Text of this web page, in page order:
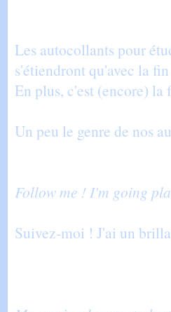
Les autocollants pour
s'étiendront qu'avec la
En plus, c'est (encore) la
Un peu le genre de nos
Follow me ! I'm going
Suivez-moi ! J'ai un